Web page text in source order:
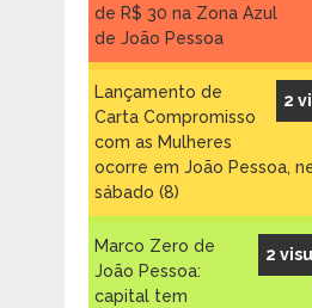
de R$ 30 na Zona Azul
de João Pessoa
2
Lançamento de
Carta Compromisso
com as Mulheres
ocorre em João Pessoa,
sábado (8)
2
Marco Zero de
João Pessoa:
capital tem